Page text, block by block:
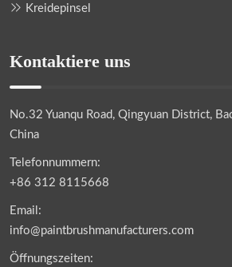
Kreidepinsel
Kontaktiere uns
No.32 Yuanqu Road, Qingyuan District,
China
Telefonnummern:
+86 312 8115668
Email:
info@paintbrushmanufacturers.com
Öffnungszeiten: